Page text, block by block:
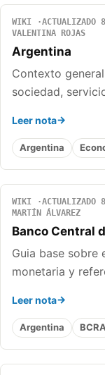
WIKI ACTUALIZADO
VALENTINA ROJAS
Argentina
Contexto
sociedad,
Leer nota
Argentina
WIKI ACTUALIZADO
MARTÍN ÁLVAREZ
Banco Central
Guia base sobre
monetaria y
Leer nota
Argentina